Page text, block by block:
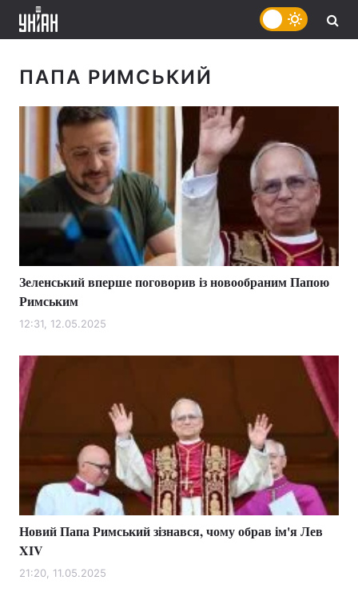
ПАПА РИМСЬКИЙ
Зеленський вперше поговорив із новообраним Папою
Римським
12:31, 12.05.2025
Новий Папа Римський зізнався, чому обрав ім'я Лев
XIV
21:20, 11.05.2025